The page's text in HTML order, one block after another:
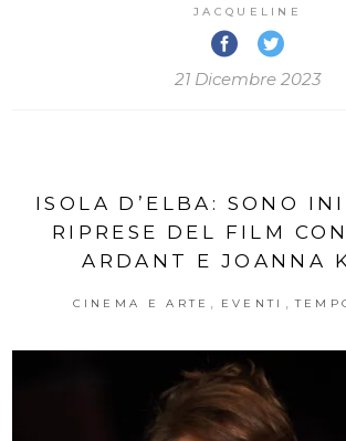
JACQUELINE
21 Dicembre 2023
ISOLA D’ELBA: SONO
RIPRESE DEL FILM
ARDANT E JOANNA
CINEMA E ARTE EVENTI